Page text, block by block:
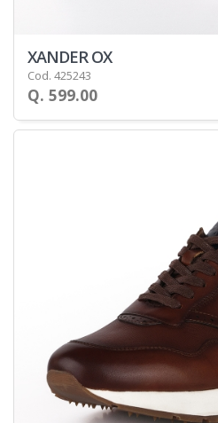
XANDER OX
Cod. 425243
Q. 599.00